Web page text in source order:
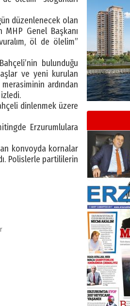
düzenlenecek olan
MHP Genel Başkanı
öl de ölelim”
bulunduğu
ve yeni kurulan
ardından
dinlenmek üzere
Erzurumlulara
konvoyda kornalar
Polislerle partililerin